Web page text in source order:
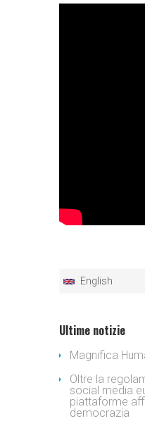
English
Ultime notizie
Magnifica
Oltre la
social media
piattaforme
democrazia